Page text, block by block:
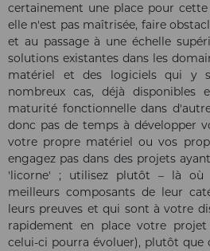
certainement une place pour
elle n'est pas maîtrisée, faire
et au passage à une échelle
solutions existantes dans les
matériel et des logiciels qui y
nombreux cas, déjà
maturité fonctionnelle dans
donc pas de temps à développer
votre propre matériel ou vos
engagez pas dans des projets
'licorne' ; utilisez plutôt – là où
meilleurs composants de leur
leurs preuves et qui sont à votre
rapidement en place votre
celui-ci pourra évoluer), plutôt que